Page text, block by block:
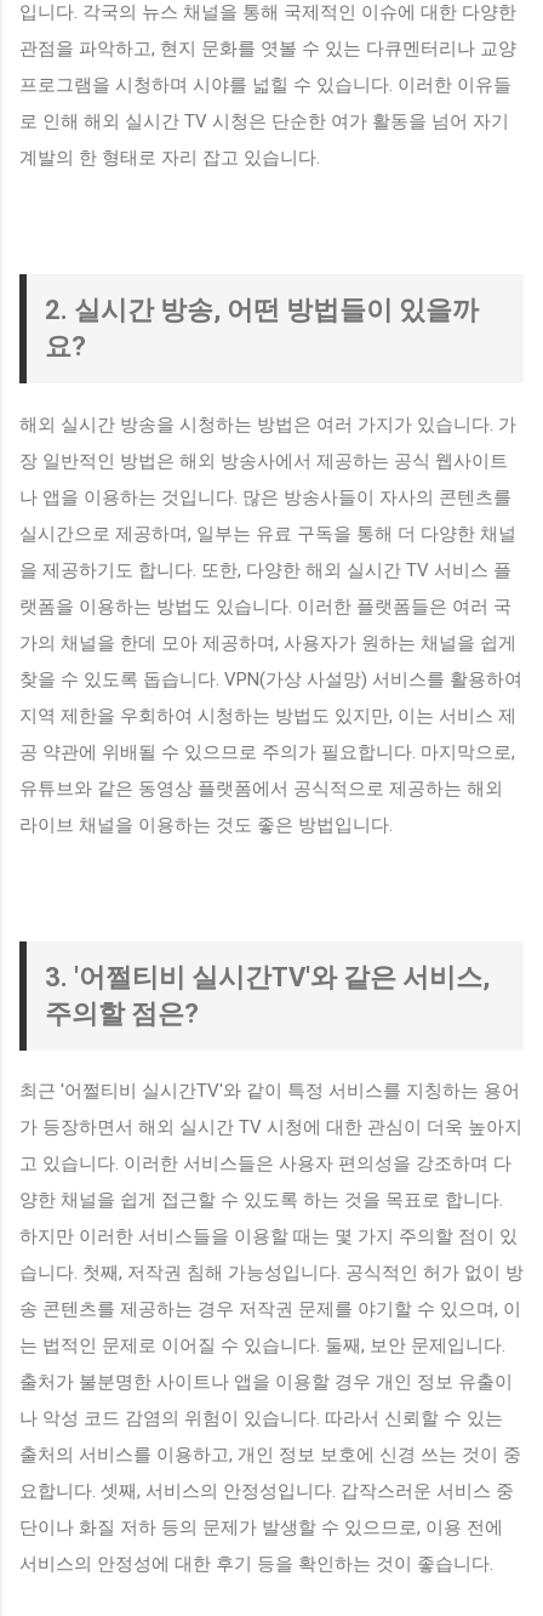
입니다. 각국의 뉴스 채널을 통해 국제적인 이슈에 대한 다양한
관점을 파악하고, 현지 문화를 엿볼 수 있는 다큐멘터리나 교양
프로그램을 시청하며 시야를 넓힐 수 있습니다. 이러한 이유들
로 인해 해외 실시간 TV 시청은 단순한 여가 활동을 넘어 자기
계발의 한 형태로 자리 잡고 있습니다.
2. 실시간 방송, 어떤 방법들이 있을까
요?
해외 실시간 방송을 시청하는 방법은 여러 가지가 있습니다. 가
장 일반적인 방법은 해외 방송사에서 제공하는 공식 웹사이트
나 앱을 이용하는 것입니다. 많은 방송사들이 자사의 콘텐츠를
실시간으로 제공하며, 일부는 유료 구독을 통해 더 다양한 채널
을 제공하기도 합니다. 또한, 다양한 해외 실시간 TV 서비스 플
랫폼을 이용하는 방법도 있습니다. 이러한 플랫폼들은 여러 국
가의 채널을 한데 모아 제공하며, 사용자가 원하는 채널을 쉽게
찾을 수 있도록 돕습니다. VPN(가상 사설망) 서비스를 활용하여
지역 제한을 우회하여 시청하는 방법도 있지만, 이는 서비스 제
공 약관에 위배될 수 있으므로 주의가 필요합니다. 마지막으로,
유튜브와 같은 동영상 플랫폼에서 공식적으로 제공하는 해외
라이브 채널을 이용하는 것도 좋은 방법입니다.
3. '어쩔티비 실시간TV'와 같은 서비스,
주의할 점은?
최근 '어쩔티비 실시간TV'와 같이 특정 서비스를 지칭하는 용어
가 등장하면서 해외 실시간 TV 시청에 대한 관심이 더욱 높아지
고 있습니다. 이러한 서비스들은 사용자 편의성을 강조하며 다
양한 채널을 쉽게 접근할 수 있도록 하는 것을 목표로 합니다.
하지만 이러한 서비스들을 이용할 때는 몇 가지 주의할 점이 있
습니다. 첫째, 저작권 침해 가능성입니다. 공식적인 허가 없이 방
송 콘텐츠를 제공하는 경우 저작권 문제를 야기할 수 있으며, 이
는 법적인 문제로 이어질 수 있습니다. 둘째, 보안 문제입니다.
출처가 불분명한 사이트나 앱을 이용할 경우 개인 정보 유출이
나 악성 코드 감염의 위험이 있습니다. 따라서 신뢰할 수 있는
출처의 서비스를 이용하고, 개인 정보 보호에 신경 쓰는 것이 중
요합니다. 셋째, 서비스의 안정성입니다. 갑작스러운 서비스 중
단이나 화질 저하 등의 문제가 발생할 수 있으므로, 이용 전에
서비스의 안정성에 대한 후기 등을 확인하는 것이 좋습니다.